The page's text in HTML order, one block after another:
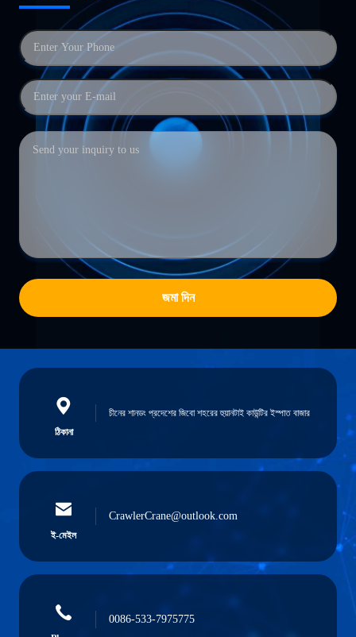
জমা দিন
ঠিকানা
চীনের শানডং প্রদেশের জিবো শহরের হুয়ানটাই কাউন্টির ইস্পাত বাজার
ই-মেইল
CrawlerCrane@outlook.com
0086-533-7975775